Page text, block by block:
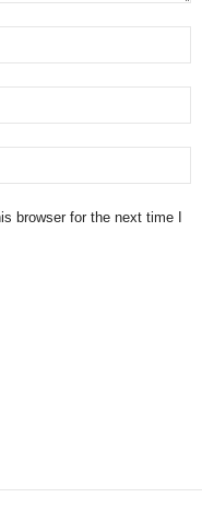
browser for the next time I